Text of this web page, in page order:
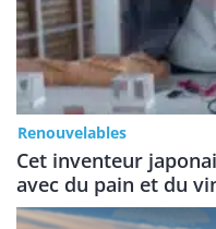
Renouvelables
Cet inventeur
avec du pain et du